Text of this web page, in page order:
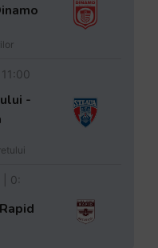
-
| 0: